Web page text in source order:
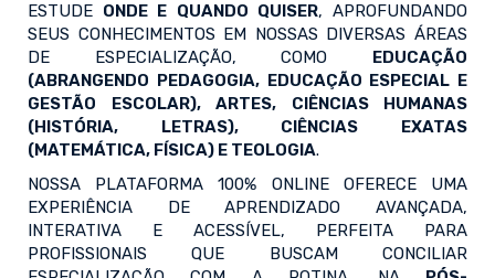
ESTUDE ONDE E QUANDO QUISER, APROFUNDANDO
SEUS CONHECIMENTOS EM NOSSAS DIVERSAS ÁREAS
DE ESPECIALIZAÇÃO, COMO EDUCAÇÃO
(ABRANGENDO PEDAGOGIA, EDUCAÇÃO ESPECIAL E
GESTÃO ESCOLAR), ARTES, CIÊNCIAS HUMANAS
(HISTÓRIA, LETRAS), CIÊNCIAS EXATAS
(MATEMÁTICA, FÍSICA) E TEOLOGIA.
NOSSA PLATAFORMA 100% ONLINE OFERECE UMA
EXPERIÊNCIA DE APRENDIZADO AVANÇADA,
INTERATIVA E ACESSÍVEL, PERFEITA PARA
PROFISSIONAIS QUE BUSCAM CONCILIAR